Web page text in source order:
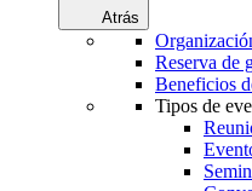
Atrás
Reserva de
Beneficios
Tipos de